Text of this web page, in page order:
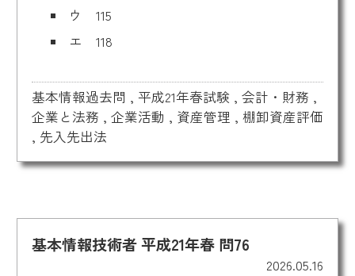
ウ 115
エ 118
基本情報過去問 , 平成21年春試験 , 会計・財務 ,
企業と法務 , 企業活動 , 資産管理 , 棚卸資産評価
, 先入先出法
基本情報技術者 平成21年春 問76
2026.05.16